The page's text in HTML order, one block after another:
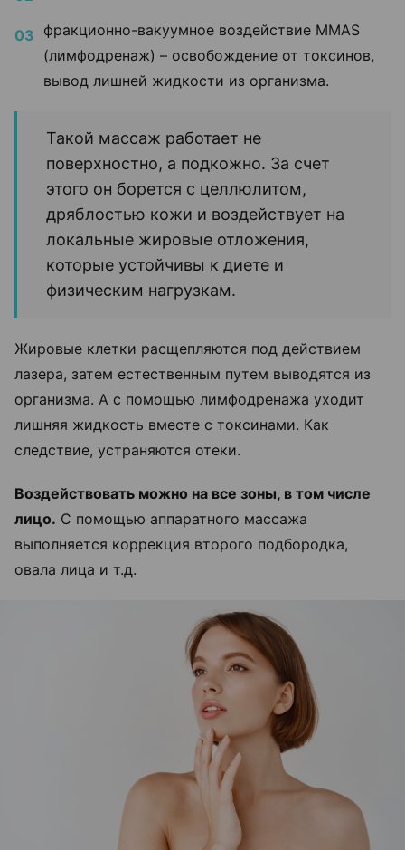
фракционно-вакуумное воздействие MMAS
(лимфодренаж) – освобождение от токсинов,
вывод лишней жидкости из организма.
Такой массаж работает не
поверхностно, а подкожно. За счет
этого он борется с целлюлитом,
дряблостью кожи и воздействует на
локальные жировые отложения,
которые устойчивы к диете и
физическим нагрузкам.
Жировые клетки расщепляются под действием
лазера, затем естественным путем выводятся из
организма. А с помощью лимфодренажа уходит
лишняя жидкость вместе с токсинами. Как
следствие, устраняются отеки.
Воздействовать можно на все зоны, в том числе
лицо. С помощью аппаратного массажа
выполняется коррекция второго подбородка,
овала лица и т.д.